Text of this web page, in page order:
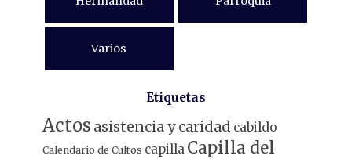
Varios
Etiquetas
Actos asistencia y caridad cabildo
Calendario de Cultos capilla Capilla del